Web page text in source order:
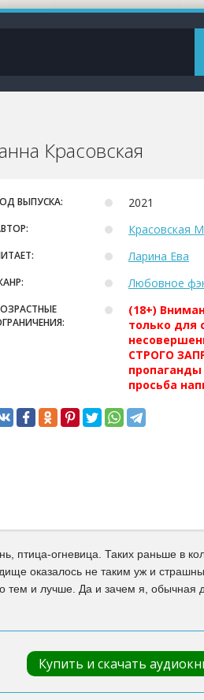
Красовская
ВЫПУСКА: 2021
Красовская
Ларина Ева
Любовное
(18+)
только для
СТРОГО
просьба
птица-огневица. Таких раньше в
оказалось не таким уж и
тем и лучше. Да и зачем я,
Купить и скачать